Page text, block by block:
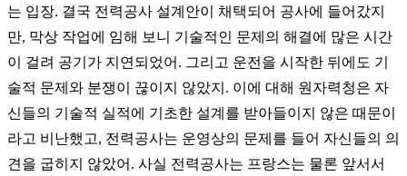
는 입장. 결국 전력공사 설계안이 채택되어 공사에 들어갔지
만, 막상 작업에 임해 보니 기술적인 문제의 해결에 많은 시간
이 걸려 공기가 지연되었어. 그리고 운전을 시작한 뒤에도 기
술적 문제와 분쟁이 끊이지 않았지. 이에 대해 원자력청은 자
신들의 기술적 실적에 기초한 설계를 받아들이지 않은 때문이
라고 비난했고, 전력공사는 운영상의 문제를 들어 자신들의 의
견을 굽히지 않았어. 사실 전력공사는 프랑스는 물론 앞서서